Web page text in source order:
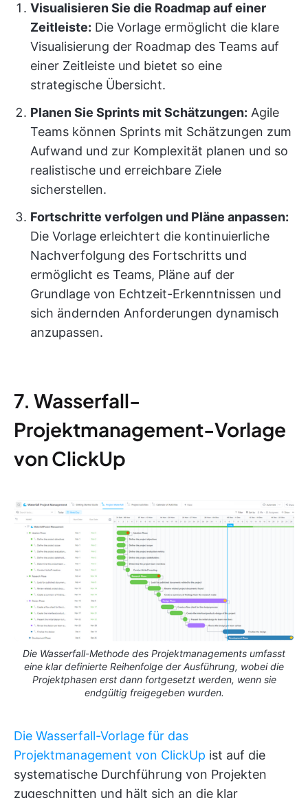
Visualisieren Sie die Roadmap auf einer
Zeitleiste: Die Vorlage ermöglicht die klare
Visualisierung der Roadmap des Teams auf
einer Zeitleiste und bietet so eine
strategische Übersicht.
Planen Sie Sprints mit Schätzungen: Agile
Teams können Sprints mit Schätzungen zum
Aufwand und zur Komplexität planen und so
realistische und erreichbare Ziele
sicherstellen.
Fortschritte verfolgen und Pläne anpassen:
Die Vorlage erleichtert die kontinuierliche
Nachverfolgung des Fortschritts und
ermöglicht es Teams, Pläne auf der
Grundlage von Echtzeit-Erkenntnissen und
sich ändernden Anforderungen dynamisch
anzupassen.
7. Wasserfall-
Projektmanagement-Vorlage
von ClickUp
Die Wasserfall-Methode des Projektmanagements umfasst
eine klar definierte Reihenfolge der Ausführung, wobei die
Projektphasen erst dann fortgesetzt werden, wenn sie
endgültig freigegeben wurden.
Die Wasserfall-Vorlage für das
Projektmanagement von ClickUp ist auf die
systematische Durchführung von Projekten
zugeschnitten und hält sich an die klar